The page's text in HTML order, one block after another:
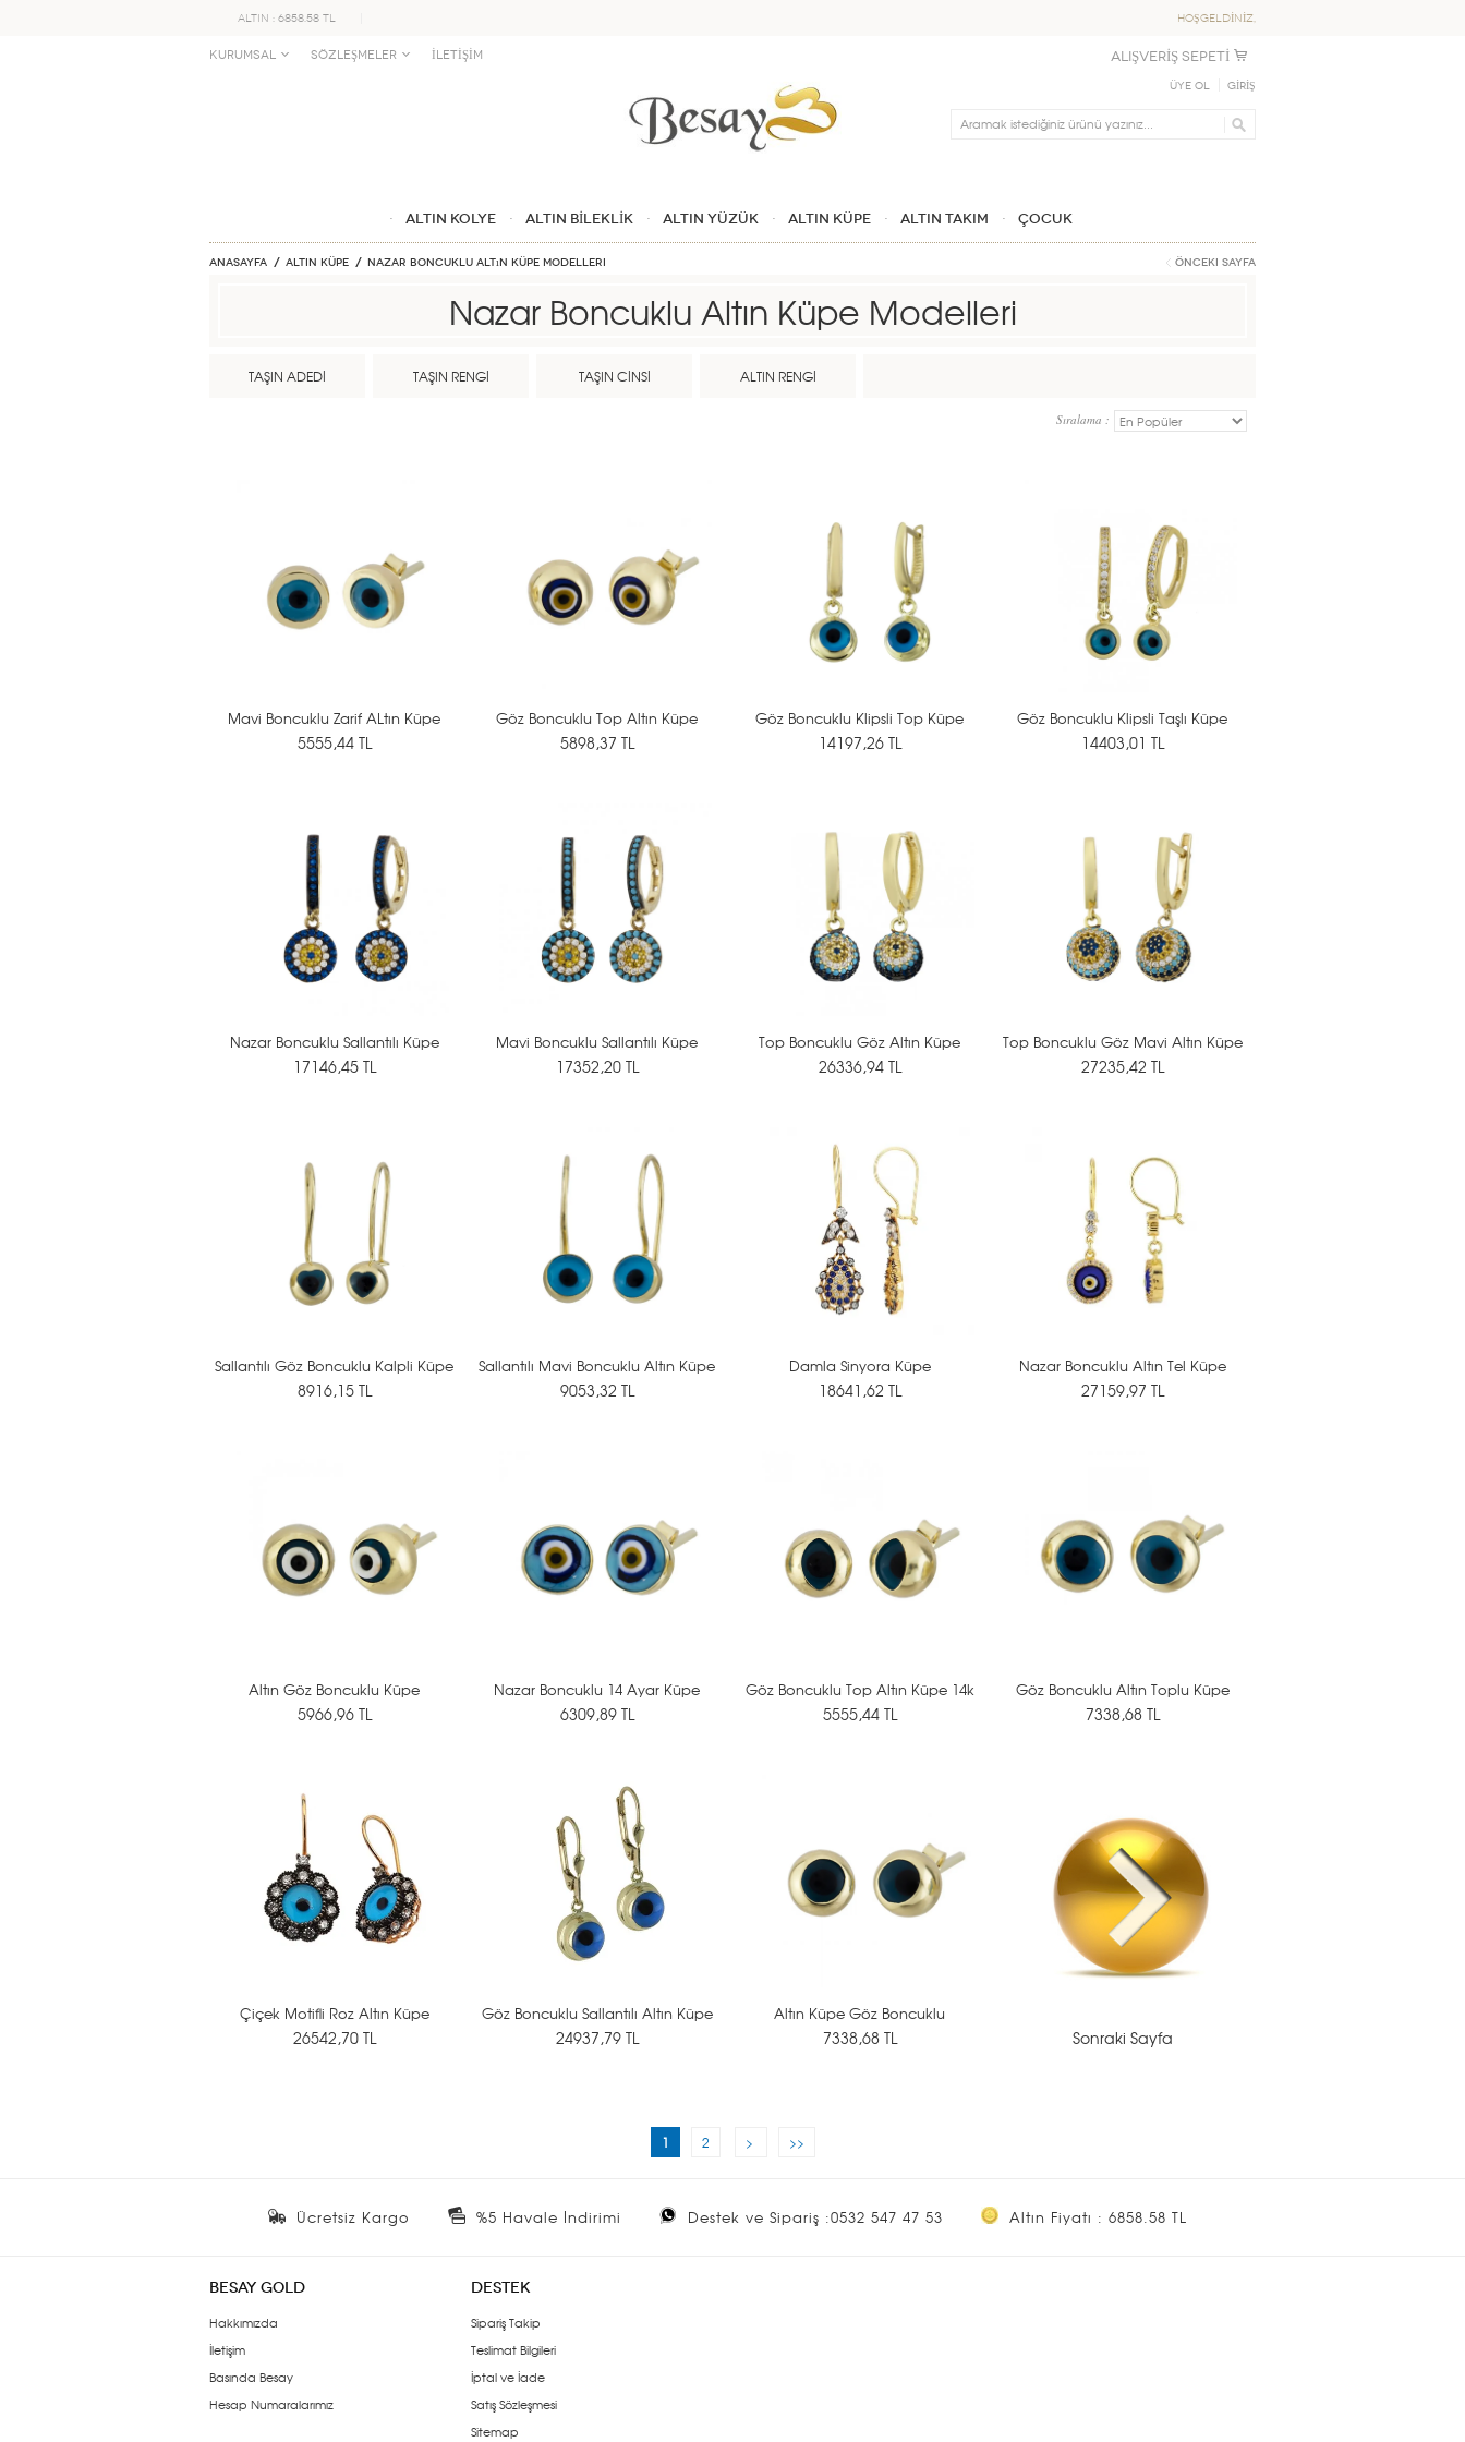
ALTIN : 6858.58 TL HOŞGELDİNİZ,
KURUMSAL SÖZLEŞMELER İLETİŞİM ALIŞVERİŞ SEPETİ
Üye Ol GİRİŞ
Ara
ALTIN KOLYE ALTIN BİLEKLİK ALTIN YÜZÜK ALTIN KÜPE ALTIN TAKIM ÇOCUK
Anasayfa ALTIN KÜPE Nazar Boncuklu Altın Küpe Modelleri Önceki Sayfa
Nazar Boncuklu Altın Küpe Modelleri
TAŞIN ADEDİ TAŞIN RENGİ TAŞIN CİNSİ ALTIN RENGİ
Sıralama :
Mavi Boncuklu Zarif ALtın Küpe
5555,44 TL
Göz Boncuklu Top Altın Küpe
5898,37 TL
Göz Boncuklu Klipsli Top Küpe
14197,26 TL
Göz Boncuklu Klipsli Taşlı Küpe
14403,01 TL
Nazar Boncuklu Sallantılı Küpe
17146,45 TL
Mavi Boncuklu Sallantılı Küpe
17352,20 TL
Top Boncuklu Göz Altın Küpe
26336,94 TL
Top Boncuklu Göz Mavi Altın Küpe
27235,42 TL
Sallantılı Göz Boncuklu Kalpli Küpe
8916,15 TL
Sallantılı Mavi Boncuklu Altın Küpe
9053,32 TL
Damla Sinyora Küpe
18641,62 TL
Nazar Boncuklu Altın Tel Küpe
27159,97 TL
Altın Göz Boncuklu Küpe
5966,96 TL
Nazar Boncuklu 14 Ayar Küpe
6309,89 TL
Göz Boncuklu Top Altın Küpe 14k
5555,44 TL
Göz Boncuklu Altın Toplu Küpe
7338,68 TL
Çiçek Motifli Roz Altın Küpe
26542,70 TL
Göz Boncuklu Sallantılı Altın Küpe
24937,79 TL
Altın Küpe Göz Boncuklu
7338,68 TL Sonraki Sayfa
1 2 > >>
Ücretsiz Kargo %5 Havale İndirimi Destek ve Sipariş :0532 547 47 53 Altın Fiyatı : 6858.58 TL
BESAY GOLD
Hakkımızda
İletişim
Basında Besay
Hesap Numaralarımız
DESTEK
Sipariş Takip
Teslimat Bilgileri
İptal ve İade
Satış Sözleşmesi
Sitemap